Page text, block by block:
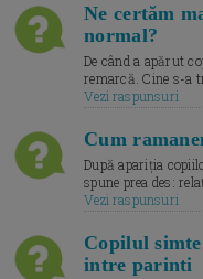
Ne certăm
normal?
De când a apărut
remarcă. Cine s-a
Vezi raspunsuri
Cum
După apariția
spune prea des:
Vezi raspunsuri
Copilul
intre parinti